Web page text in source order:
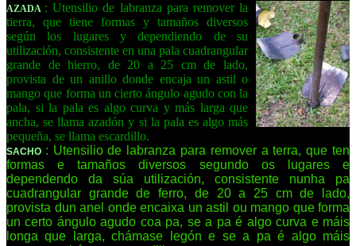
AZADA : Utensilio de labranza para remover la
tierra, que tiene formas y tamaños diversos
según los lugares y dependiendo de su
utilización, consistente en una pala cuadrangular
grande de hierro, de 20 a 25 cm de lado,
provista de un anillo donde encaja un astil o
mango que forma un cierto ángulo agudo con la
pala, si la pala es algo curva y más larga que
ancha, se llama azadón y si la pala es algo más
pequeña, se llama escardillo.
SACHO : Utensilio de labranza para remover a terra, que ten
formas e tamaños diversos segundo os lugares e
dependendo da súa utilización, consistente nunha pa
cuadrangular grande de ferro, de 20 a 25 cm de lado,
provista dun anel onde encaixa un astil ou mango que forma
un certo ángulo agudo coa pa, se a pa é algo curva e máis
longa que larga, chámase legón e se a pa é algo máis